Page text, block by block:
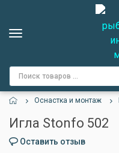
Оснастка и монтаж
Игла Stonfo 502
Оставить отзыв